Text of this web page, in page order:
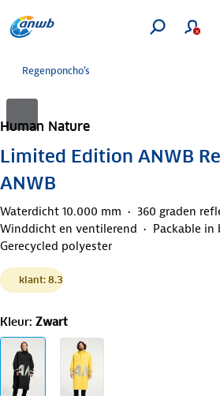
Regenponcho's
Human Nature
Limited Edition ANWB
ANWB
Waterdicht 10.000 mm
360 graden
Winddicht en ventilerend
Packable in
Gerecycled polyester
klant: 8.3
Kleur: Zwart